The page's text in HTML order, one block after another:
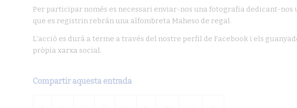
Per participar només es necessari enviar-nos una fotografia dedicant-nos
que es registrin rebrán una alfombreta Maheso de regal.
L’acció es durà a terme a través del nostre perfil de Facebook i els
pròpia xarxa social.
Compartir aquesta entrada